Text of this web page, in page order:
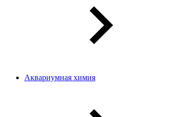
Аквариумная химия